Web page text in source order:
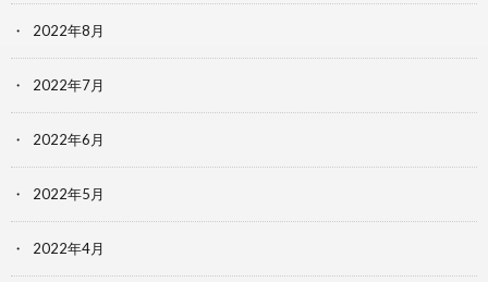
2022年8月
2022年7月
2022年6月
2022年5月
2022年4月